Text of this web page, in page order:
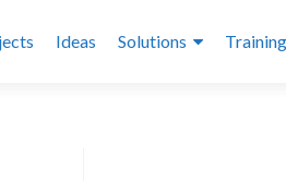
Ideas Solutions